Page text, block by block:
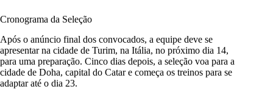
Cronograma da Seleção
Após o anúncio final dos convocados, a equipe deve se
apresentar na cidade de Turim, na Itália, no próximo dia 14,
para uma preparação. Cinco dias depois, a seleção voa para a
cidade de Doha, capital do Catar e começa os treinos para se
adaptar até o dia 23.